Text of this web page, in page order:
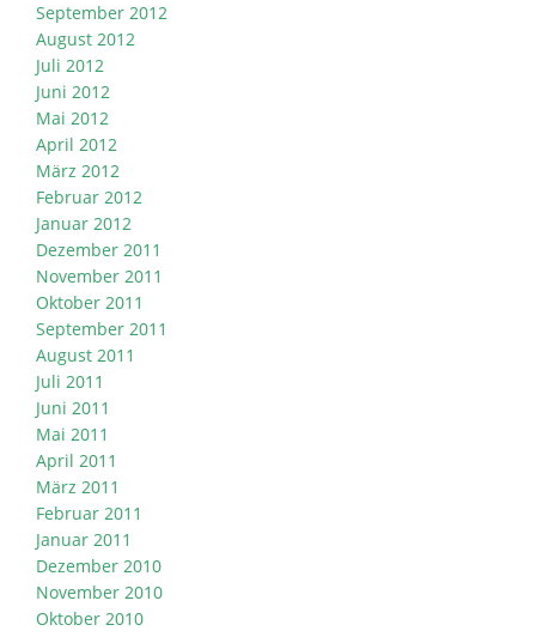
September 2012
August 2012
Juli 2012
Juni 2012
Mai 2012
April 2012
März 2012
Februar 2012
Januar 2012
Dezember 2011
November 2011
Oktober 2011
September 2011
August 2011
Juli 2011
Juni 2011
Mai 2011
April 2011
März 2011
Februar 2011
Januar 2011
Dezember 2010
November 2010
Oktober 2010